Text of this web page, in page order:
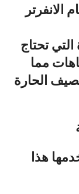
تحتاج
مما
الحارة
هذا